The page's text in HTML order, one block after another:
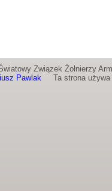
Związek Żołnierzy
PawlakTa strona używa